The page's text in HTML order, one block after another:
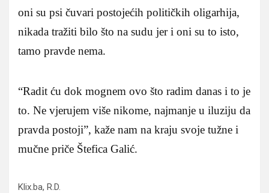
oni su psi čuvari postojećih političkih oligarhija,
nikada tražiti bilo što na sudu jer i oni su to isto,
tamo pravde nema.
“Radit ću dok mognem ovo što radim danas i to je
to. Ne vjerujem više nikome, najmanje u iluziju da
pravda postoji”, kaže nam na kraju svoje tužne i
mučne priče Štefica Galić.
Klix.ba, R.D.